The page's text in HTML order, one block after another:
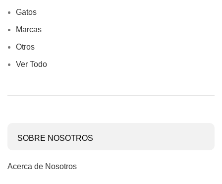
Gatos
Marcas
Otros
Ver Todo
SOBRE NOSOTROS
Acerca de Nosotros